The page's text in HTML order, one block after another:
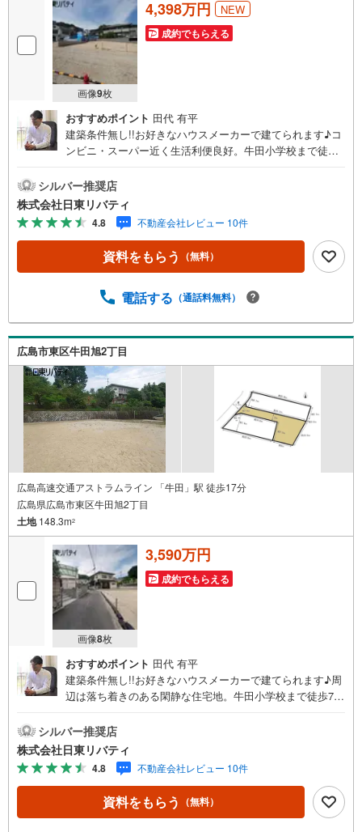
画像9枚
4,398万円 NEW
成約でもらえる
おすすめポイント 田代 有平
建築条件無し!!お好きなハウスメーカーで建てられます♪コ
ンビニ・スーパー近く生活利便良好。牛田小学校まで徒歩8
東リバティへ!!チラシやネット広告に載っていない物件もご
紹介できます。広島市内はもちろん廿日市から呉・東広島
まで6000物件の豊富な情報量!!「実際に自分自身が住む家
を見て納得して買いたい」広告では分かり難い物件の長所
や短所を現地でご確認できます。お気軽にお問い合わせ下
さい。TV電話やLINE等でオンライン案内も可能です。お気
に」をモットーに、創業以来多くのお客様に信頼と信用を
ができました。「人と人、心と心」これからもこの精神を
大切に、お客様へのサポートをさせて頂きます。株式会社
日東リバティ〒732-0818広島市南区段原日出2丁目2-22-2F
シルバー推奨店
株式会社日東リバティ
4.8 不動産会社レビュー 10件
資料をもらう （無料）
電話する （通話料無料）
広島市東区牛田旭2丁目
広島高速交通アストラムライン 「牛田」駅 徒歩17分
広島県広島市東区牛田旭2丁目
土地148.3m2
画像8枚
3,590万円
成約でもらえる
おすすめポイント 田代 有平
建築条件無し!!お好きなハウスメーカーで建てられます♪周
辺は落ち着きのある閑静な住宅地。牛田小学校まで徒歩7分
リバティへ!!チラシやネット広告に載っていない物件もご紹
介できます。広島市内はもちろん廿日市から呉・東広島ま
で6000物件の豊富な情報量!!「実際に自分自身が住む家を
見て納得して買いたい」広告では分かり難い物件の長所や
短所を現地でご確認できます。お気軽にお問い合わせ下さ
い。TV電話やLINE等でオンライン案内も可能です。お気軽
シルバー推奨店
株式会社日東リバティ
4.8 不動産会社レビュー 10件
資料をもらう （無料）